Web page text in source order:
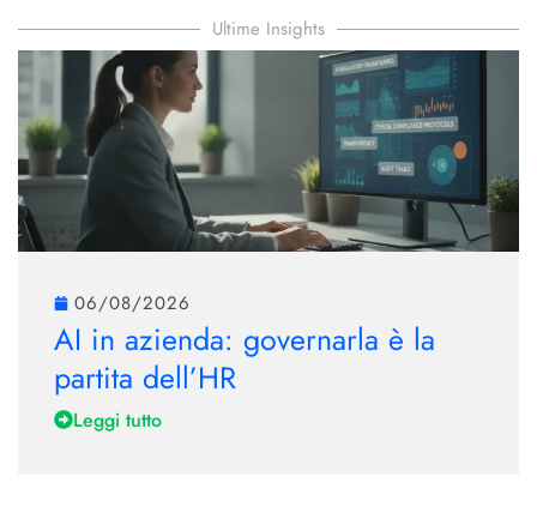
Ultime Insights
06/08/2026
AI in azienda: governarla è la
partita dell’HR
Leggi tutto